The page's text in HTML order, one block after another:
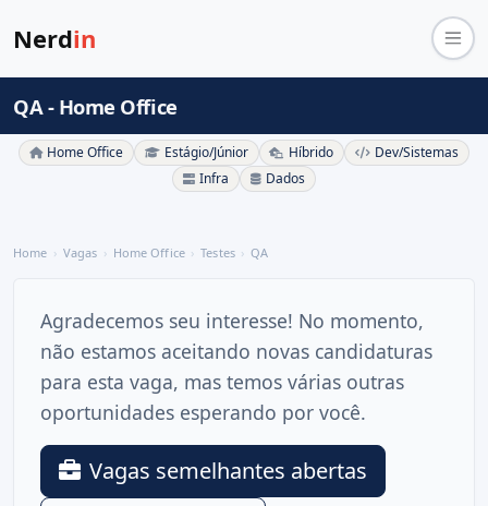
Nerdin
QA - Home Office
Home Office Estágio/Júnior Híbrido
Dev/Sistemas
Infra
Dados
Home Vagas Home Office Testes QA
Agradecemos seu interesse! No momento,
não estamos aceitando novas candidaturas
para esta vaga, mas temos várias outras
oportunidades esperando por você.
Vagas semelhantes abertas